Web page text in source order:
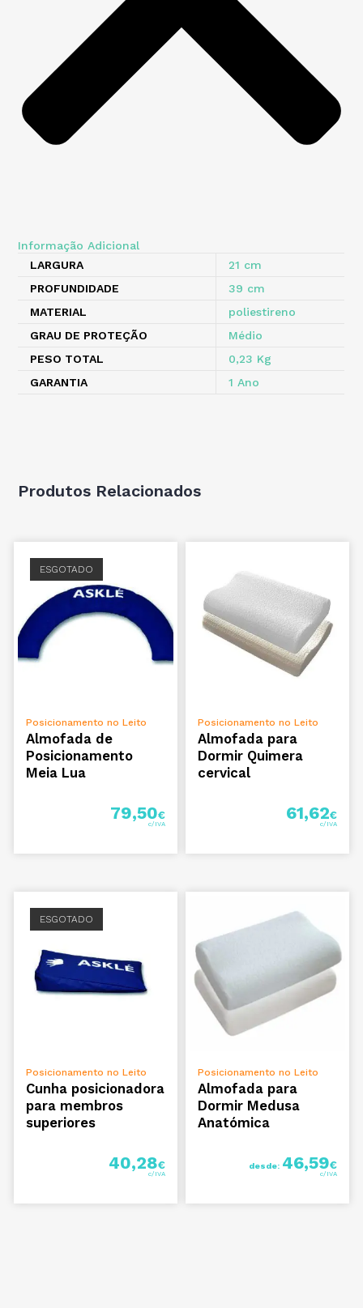
Informação Adicional
LARGURA
21 cm
PROFUNDIDADE
39 cm
MATERIAL
poliestireno
GRAU DE PROTEÇÃO
Médio
PESO TOTAL
0,23 Kg
GARANTIA
1 Ano
Produtos Relacionados
ESGOTADO
LER MAIS
Posicionamento no Leito
Almofada de
Posicionamento
Meia Lua
79,50€
VER OPÇÕES
Posicionamento no Leito
Almofada para
Dormir Quimera
cervical
61,62€
ESGOTADO
LER MAIS
Posicionamento no Leito
Cunha posicionadora
para membros
superiores
40,28€
VER OPÇÕES
Posicionamento no Leito
Almofada para
Dormir Medusa
Anatómica
desde: 46,59€